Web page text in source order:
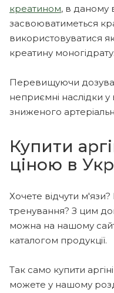
креатином, в даному
засвоюватиметься
використовуватися
креатину моногідрату.
Перевищуючи
неприємні наслідки у
зниженого
Купити
ціною в
Хочете відчути
тренування? З цим
можна на нашому
каталогом продукції.
Так само купити
можете у нашому